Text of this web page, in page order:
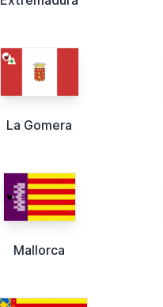
La Gomera
Mallorca